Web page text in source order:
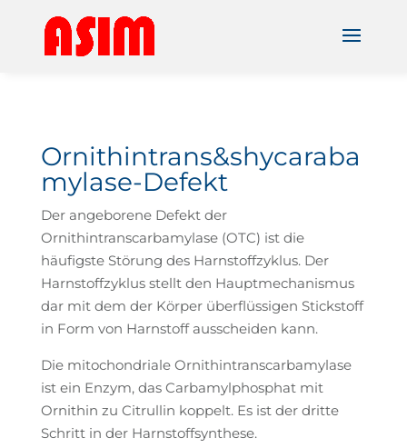
Ornithintrans&shycaraba
mylase-Defekt
Der angeborene Defekt der
Ornithintranscarbamylase (OTC) ist die
häufigste Störung des Harnstoffzyklus. Der
Harnstoffzyklus stellt den Hauptmechanismus
dar mit dem der Körper überflüssigen Stickstoff
in Form von Harnstoff ausscheiden kann.
Die mitochondriale Ornithintranscarbamylase
ist ein Enzym, das Carbamylphosphat mit
Ornithin zu Citrullin koppelt. Es ist der dritte
Schritt in der Harnstoffsynthese.